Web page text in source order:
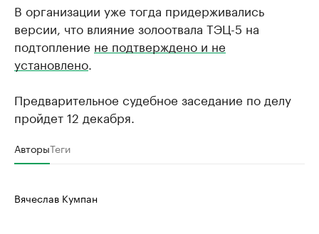
В организации уже тогда придерживались
версии, что влияние золоотвала ТЭЦ-5 на
подтопление не подтверждено и не
установлено.
Предварительное судебное заседание по делу
пройдет 12 декабря.
АвторыТеги
Вячеслав Кумпан